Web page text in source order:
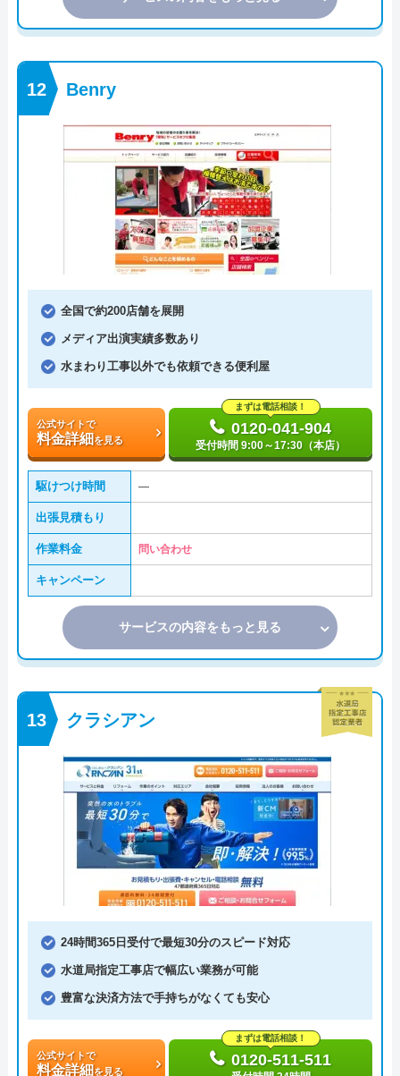
Benry
全国で約200店舗を展開
メディア出演実績多数あり
水まわり工事以外でも依頼できる便利屋
公式サイトで
料金詳細を見る
まずは電話相談！
0120-041-904
受付時間 9:00～17:30（本店）
駆けつけ時間 ―
出張見積もり
作業料金 問い合わせ
キャンペーン
サービスの内容をもっと見る
クラシアン
24時間365日受付で最短30分のスピード対応
水道局指定工事店で幅広い業務が可能
豊富な決済方法で手持ちがなくても安心
公式サイトで
料金詳細を見る
まずは電話相談！
0120-511-511